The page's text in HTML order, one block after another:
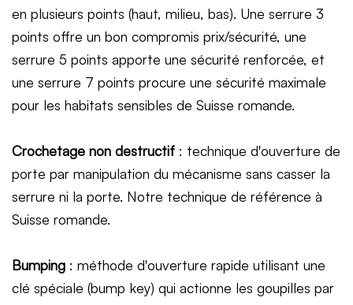
en plusieurs points (haut, milieu, bas). Une serrure 3
points offre un bon compromis prix/sécurité, une
serrure 5 points apporte une sécurité renforcée, et
une serrure 7 points procure une sécurité maximale
pour les habitats sensibles de Suisse romande.
Crochetage non destructif : technique d'ouverture de
porte par manipulation du mécanisme sans casser la
serrure ni la porte. Notre technique de référence à
Suisse romande.
Bumping : méthode d'ouverture rapide utilisant une
clé spéciale (bump key) qui actionne les goupilles par